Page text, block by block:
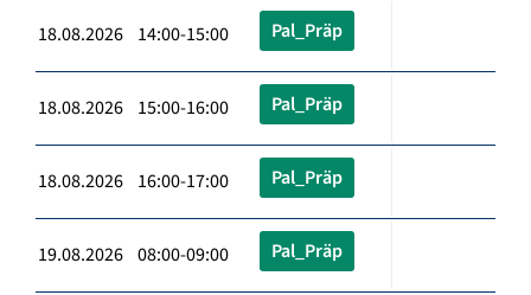
18.08.2026 14:00-15:00 Pal_Präp
18.08.2026 15:00-16:00 Pal_Präp
18.08.2026 16:00-17:00 Pal_Präp
19.08.2026 08:00-09:00 Pal_Präp